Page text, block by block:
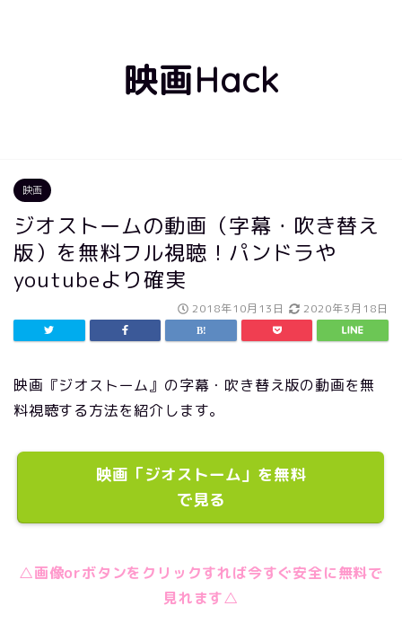
映画Hack
映画
ジオストームの動画（字幕・吹き替え
版）を無料フル視聴！パンドラや
youtubeより確実
2018年10月13日 2020年3月18日
映画『ジオストーム』の字幕・吹き替え版の動画を無
料視聴する方法を紹介します。
映画「ジオストーム」を無料
で見る
△画像orボタンをクリックすれば今すぐ安全に無料で
見れます△